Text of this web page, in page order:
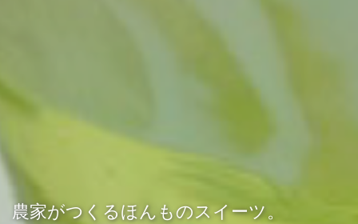
農家がつくるほんものスイーツ。